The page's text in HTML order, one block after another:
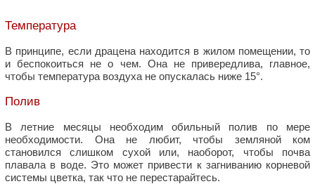
Температура
В принципе, если драцена находится в жилом помещении, то
и беспокоиться не о чем. Она не привередлива, главное,
чтобы температура воздуха не опускалась ниже 15°.
Полив
В летние месяцы необходим обильный полив по мере
необходимости. Она не любит, чтобы земляной ком
становился слишком сухой или, наоборот, чтобы почва
плавала в воде. Это может привести к загниванию корневой
системы цветка, так что не перестарайтесь.